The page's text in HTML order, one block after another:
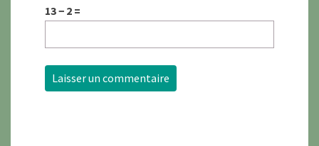
13 − 2 =